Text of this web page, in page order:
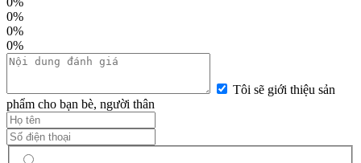
0%
0%
0%
Tôi sẽ giới thiệu sản
phẩm cho bạn bè, người thân